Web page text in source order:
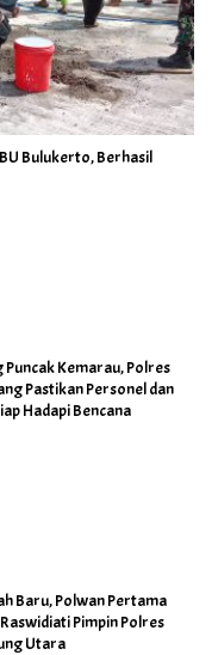
Bulukerto, Berhasil
Puncak Kemarau, Polres
Pastikan Personel dan
Hadapi Bencana
Baru, Polwan Pertama
Pimpin Polres
Utara